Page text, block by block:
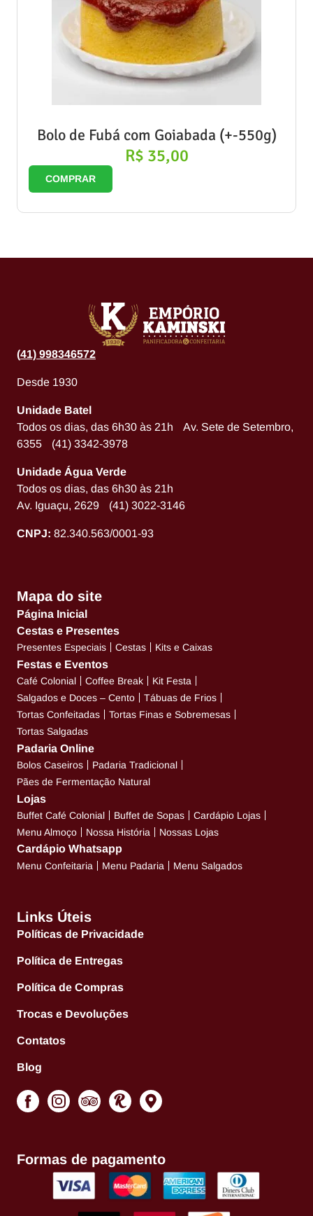
Bolo de Fubá com Goiabada (+-550g)
R$ 35,00
COMPRAR
(41) 998346572
Desde 1930
Unidade Batel
Todos os dias, das 6h30 às 21h Av. Sete de Setembro,
6355 (41) 3342-3978
Unidade Água Verde
Todos os dias, das 6h30 às 21h
Av. Iguaçu, 2629 (41) 3022-3146
CNPJ: 82.340.563/0001-93
Mapa do site
Página Inicial
Cestas e Presentes
Presentes Especiais Cestas Kits e Caixas
Festas e Eventos
Café Colonial Coffee Break
Kit Festa
Salgados e Doces – Cento
Tábuas de Frios
Tortas Confeitadas
Tortas Finas e Sobremesas
Tortas Salgadas
Padaria Online
Bolos Caseiros
Padaria Tradicional
Pães de Fermentação Natural
Lojas
Buffet Café Colonial Buffet de Sopas
Cardápio Lojas
Menu Almoço
Nossa História Nossas Lojas
Cardápio Whatsapp
Menu Confeitaria Menu Padaria Menu Salgados
Links Úteis
Políticas de Privacidade
Política de Entregas
Política de Compras
Trocas e Devoluções
Contatos
Blog
Formas de pagamento